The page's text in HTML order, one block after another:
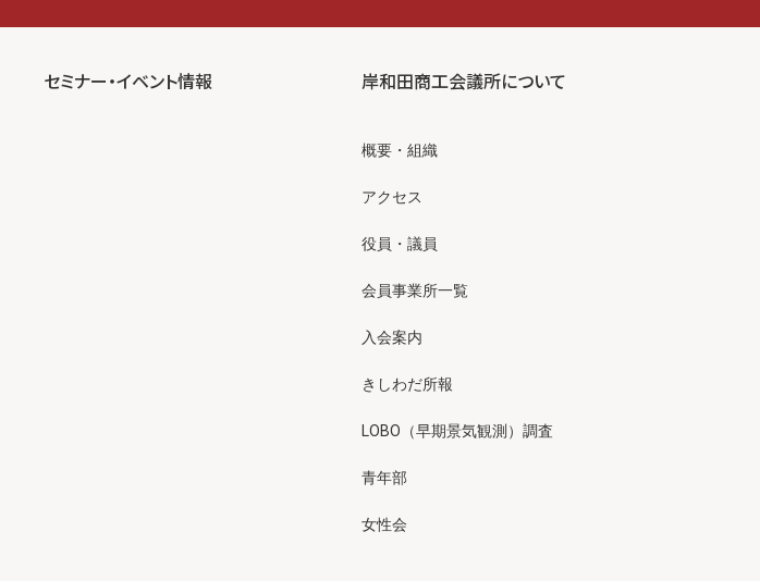
セミナー・イベント情報 岸和田商工会議所について
概要・組織
アクセス
役員・議員
会員事業所一覧
入会案内
きしわだ所報
LOBO（早期景気観測）調査
青年部
女性会